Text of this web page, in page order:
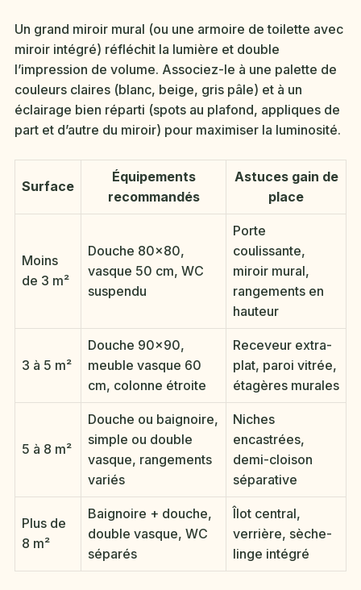
Un grand miroir mural (ou une armoire de toilette avec
miroir intégré) réfléchit la lumière et double
l’impression de volume. Associez-le à une palette de
couleurs claires (blanc, beige, gris pâle) et à un
éclairage bien réparti (spots au plafond, appliques de
part et d’autre du miroir) pour maximiser la luminosité.
Surface
Équipements
recommandés
Astuces gain de
place
Moins
de 3 m²
Douche 80×80,
vasque 50 cm, WC
suspendu
Porte
coulissante,
miroir mural,
rangements en
hauteur
3 à 5 m²
Douche 90×90,
meuble vasque 60
cm, colonne étroite
Receveur extra-
plat, paroi vitrée,
étagères murales
5 à 8 m²
Douche ou baignoire,
simple ou double
vasque, rangements
variés
Niches
encastrées,
demi-cloison
séparative
Plus de
8 m²
Baignoire + douche,
double vasque, WC
séparés
Îlot central,
verrière, sèche-
linge intégré